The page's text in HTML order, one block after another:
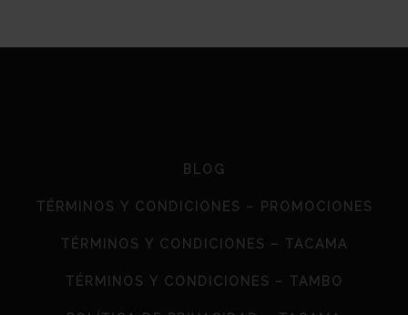
BLOG
TÉRMINOS Y CONDICIONES – PROMOCIONES
TÉRMINOS Y CONDICIONES – TACAMA
TÉRMINOS Y CONDICIONES – TAMBO